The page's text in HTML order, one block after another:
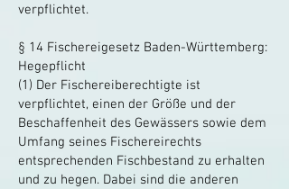
verpflichtet.
§ 14 Fischereigesetz Baden-Württemberg:
Hegepflicht
(1) Der Fischereiberechtigte ist
verpflichtet, einen der Größe und der
Beschaffenheit des Gewässers sowie dem
Umfang seines Fischereirechts
entsprechenden Fischbestand zu erhalten
und zu hegen. Dabei sind die anderen